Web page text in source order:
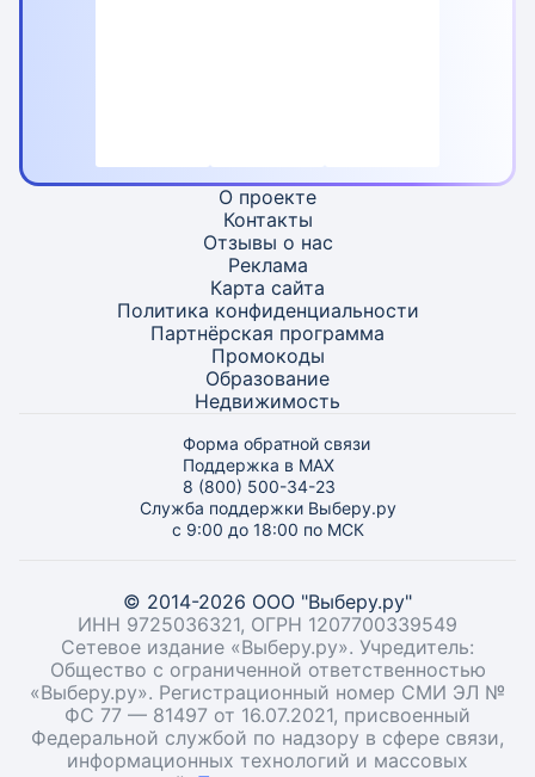
О проекте
Контакты
Отзывы о нас
Реклама
Карта сайта
Политика конфиденциальности
Партнёрская программа
Промокоды
Образование
Недвижимость
Форма обратной связи
Поддержка в MAX
8 (800) 500-34-23
Служба поддержки Выберу.ру
с 9:00 до 18:00 по МСК
© 2014-2026 ООО "Выберу.ру"
ИНН 9725036321, ОГРН 1207700339549
Сетевое издание «Выберу.ру». Учредитель:
Общество с ограниченной ответственностью
«Выберу.ру». Регистрационный номер СМИ ЭЛ №
ФС 77 — 81497 от 16.07.2021, присвоенный
Федеральной службой по надзору в сфере связи,
информационных технологий и массовых